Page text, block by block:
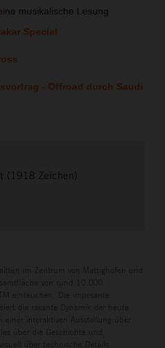
musikalische Lesung
Special
- Offroad durch Saudi
(1918 Zeichen)